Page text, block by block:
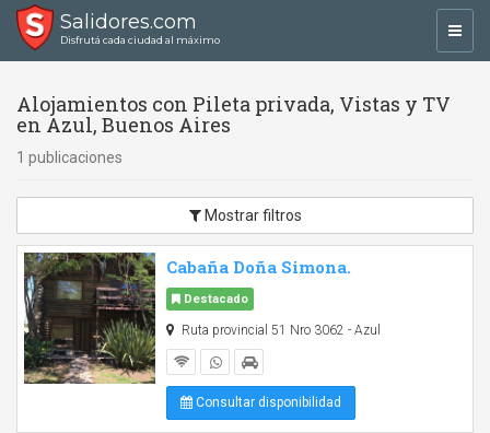
Salidores.com
Disfrutá cada ciudad al máximo
Alojamientos con Pileta privada, Vistas y TV
en Azul, Buenos Aires
1 publicaciones
Mostrar filtros
Cabaña Doña Simona.
Destacado
Ruta provincial 51 Nro 3062 - Azul
Consultar disponibilidad